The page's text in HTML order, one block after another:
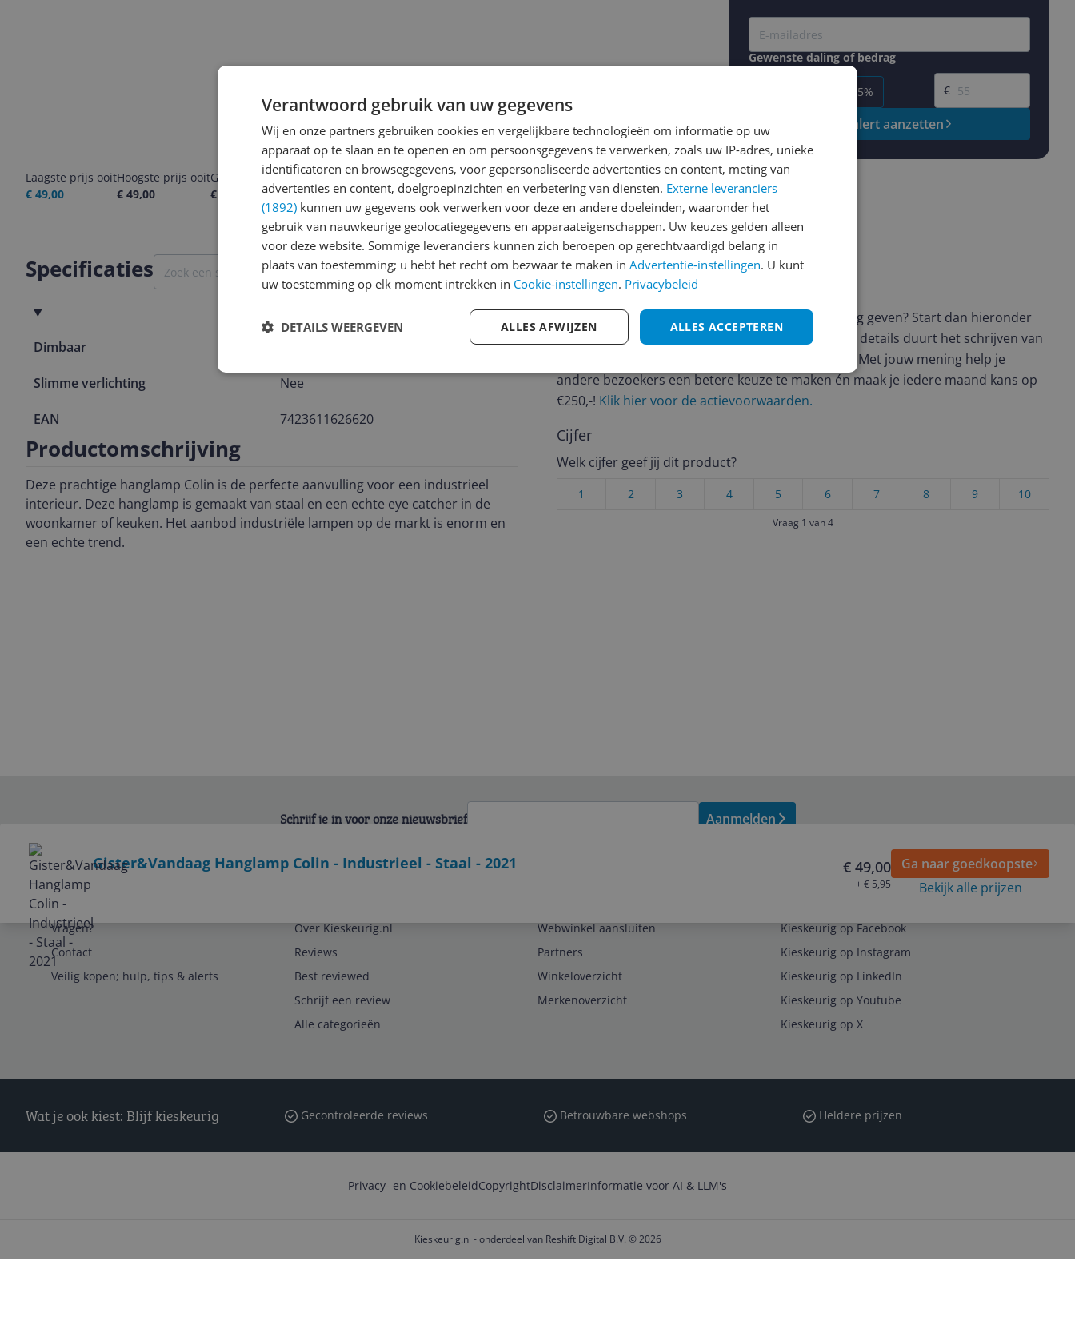
Laagste prijs ooit
€ 49,00
Hoogste prijs ooit
€ 49,00
Goedkoopste nu
€ 49,00
Laatste prijsupdate
08-08-2026
Gewenste daling of bedrag
-15%
Gewenste prijs
€
Prijsalert aanzetten
Specificaties
Dimbaar
Slimme verlichting Nee
EAN 7423611626620
Productomschrijving
Deze prachtige hanglamp Colin is de perfecte aanvulling voor een industrieel
interieur. Deze hanglamp is gemaakt van staal en een echte eye catcher in de
woonkamer of keuken. Het aanbod industriële lampen op de markt is enorm en
een echte trend.
Reviews
Er zijn nog geen reviews geschreven
Heb jij dit product in bezit en wil je graag je mening geven? Start dan hieronder
met het schrijven van je review. Afhankelijk van de details duurt het schrijven van
een review gemiddeld tussen de 3 en 10 minuten. Met jouw mening help je
andere bezoekers een betere keuze te maken én maak je iedere maand kans op
€250,-! Klik hier voor de actievoorwaarden.
Cijfer
Welk cijfer geef jij dit product?
10
9
8
7
6
5
4
3
2
1
Vraag 1 van 4
Gister&Vandaag Hanglamp Colin - Industrieel - Staal - 2021 € 49,00
+ € 5,95
Ga naar goedkoopste
Bekijk alle prijzen
Schrijf je in voor onze nieuwsbrief Aanmelden
Service
Vragen?
Contact
Veilig kopen; hulp, tips & alerts
Over Kieskeurig.nl
Reviews
Best reviewed
Schrijf een review
Alle categorieën
Webwinkel aansluiten
Partners
Winkeloverzicht
Merkenoverzicht
Kieskeurig op Facebook
Kieskeurig op Instagram
Kieskeurig op LinkedIn
Kieskeurig op Youtube
Kieskeurig op X
Wat je ook kiest: Blijf kieskeurig Gecontroleerde reviews Betrouwbare webshops Heldere prijzen
Privacy- en CookiebeleidCopyrightDisclaimerInformatie voor AI & LLM's
Kieskeurig.nl - onderdeel van Reshift Digital B.V. © 2026
Verantwoord gebruik van uw gegevens
Wij en onze partners gebruiken cookies en vergelijkbare technologieën om informatie op uw
apparaat op te slaan en te openen en om persoonsgegevens te verwerken, zoals uw IP-adres, unieke
identificatoren en browsegegevens, voor gepersonaliseerde advertenties en content, meting van
advertenties en content, doelgroepinzichten en verbetering van diensten. Externe leveranciers
(1892) kunnen uw gegevens ook verwerken voor deze en andere doeleinden, waaronder het
gebruik van nauwkeurige geolocatiegegevens en apparaateigenschappen. Uw keuzes gelden alleen
voor deze website. Sommige leveranciers kunnen zich beroepen op gerechtvaardigd belang in
plaats van toestemming; u hebt het recht om bezwaar te maken in Advertentie-instellingen. U kunt
uw toestemming op elk moment intrekken in Cookie-instellingen. Privacybeleid
ALLES ACCEPTEREN
ALLES AFWIJZEN
DETAILS WEERGEVEN